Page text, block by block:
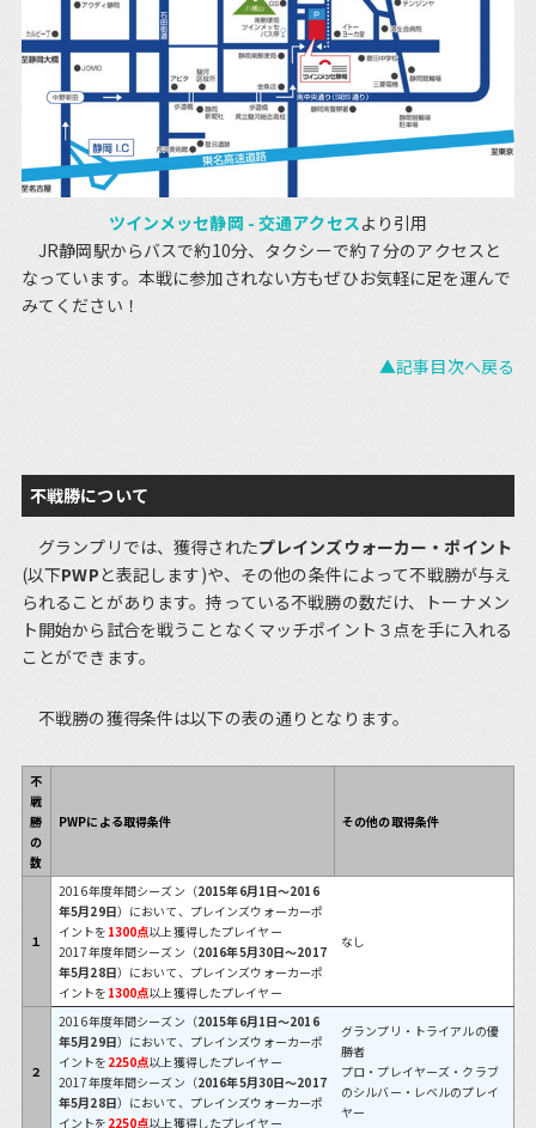
ツインメッセ静岡 - 交通アクセスより引用
JR静岡駅からバスで約10分、タクシーで約７分のアクセスと
なっています。本戦に参加されない方もぜひお気軽に足を運んで
みてください！
▲記事目次へ戻る
不戦勝について
グランプリでは、獲得されたプレインズウォーカー・ポイント
(以下PWP と表記します)や、その他の条件によって不戦勝が与え
られることがあります。持っている不戦勝の数だけ、トーナメン
ト開始から試合を戦うことなくマッチポイント３点を手に入れる
ことができます。
不戦勝の獲得条件は以下の表の通りとなります。
不
戦
勝
の
数
PWPによる取得条件 その他の取得条件
１
2016年度年間シーズン（2015年6月1日～2016
年5月29日）において、プレインズウォーカーポ
イントを 1300点以上獲得したプレイヤー
2017年度年間シーズン（2016年5月30日～2017
年5月28日）において、プレインズウォーカーポ
イントを 1300点以上獲得したプレイヤー
なし
２
2016年度年間シーズン（2015年6月1日～2016
年5月29日）において、プレインズウォーカーポ
イントを 2250点以上獲得したプレイヤー
2017年度年間シーズン（2016年5月30日～2017
年5月28日）において、プレインズウォーカーポ
イントを 2250点以上獲得したプレイヤー
グランプリ・トライアルの優
勝者
プロ・プレイヤーズ・クラブ
のシルバー・レベルのプレイ
ヤー